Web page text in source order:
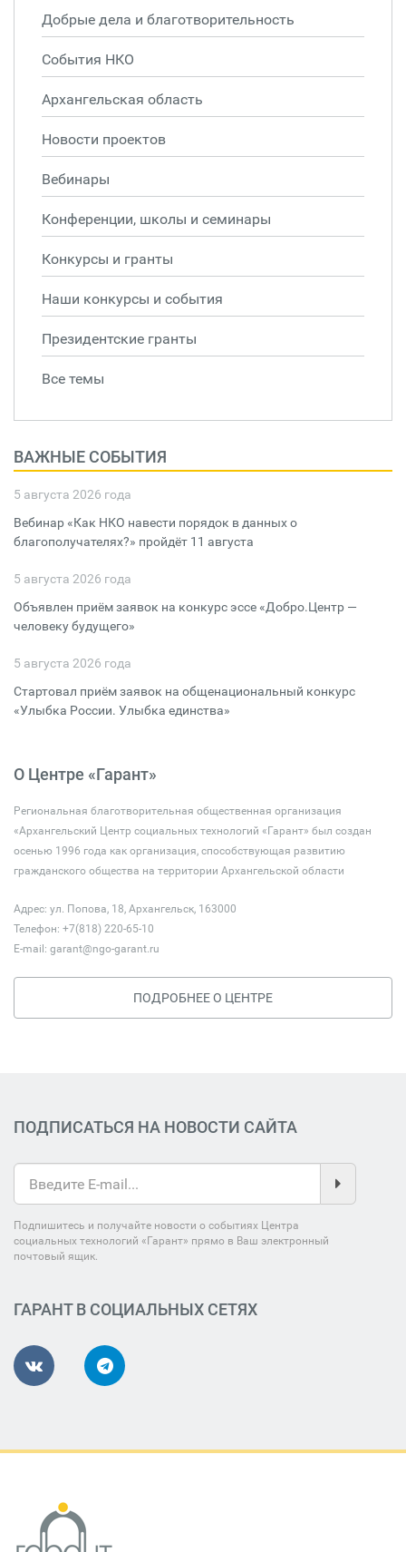
Добрые дела и благотворительность
События НКО
Архангельская область
Новости проектов
Вебинары
Конференции, школы и семинары
Конкурсы и гранты
Наши конкурсы и события
Президентские гранты
Все темы
ВАЖНЫЕ СОБЫТИЯ
5 августа 2026 года
Вебинар «Как НКО навести порядок в данных о
благополучателях?» пройдёт 11 августа
5 августа 2026 года
Объявлен приём заявок на конкурс эссе «Добро.Центр —
человеку будущего»
5 августа 2026 года
Стартовал приём заявок на общенациональный конкурс
«Улыбка России. Улыбка единства»
О Центре «Гарант»
Региональная благотворительная общественная организация
«Архангельский Центр социальных технологий «Гарант» был создан
осенью 1996 года как организация, способствующая развитию
гражданского общества на территории Архангельской области
Адрес: ул. Попова, 18, Архангельск, 163000
Телефон: +7(818) 220-65-10
E-mail: garant@ngo-garant.ru
ПОДРОБНЕЕ О ЦЕНТРЕ
ПОДПИСАТЬСЯ НА НОВОСТИ САЙТА
Подпишитесь и получайте новости о событиях Центра
социальных технологий «Гарант» прямо в Ваш электронный
почтовый ящик.
ГАРАНТ В СОЦИАЛЬНЫХ СЕТЯХ